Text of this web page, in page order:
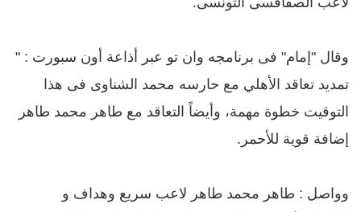
وقال "إمام" فى برنامجه وان تو عبر أذاعة أون سبورت : "
تمديد تعاقد الأهلي مع حارسه محمد الشناوى فى هذا
التوقيت خطوة مهمة، وأيضاً التعاقد مع طاهر محمد طاهر
إضافة قوية للأحمر.
وواصل : طاهر محمد طاهر لاعب سريع وهداف و